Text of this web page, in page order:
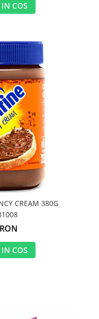
COS
CREAM 380G
COS